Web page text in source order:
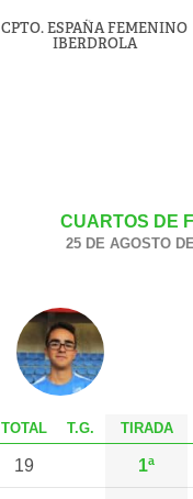
CPTO. ESPAÑA FEMENINO
IBERDROLA
CUARTOS DE
25 DE AGOSTO
TOTAL T.G. TIRADA
19 1ª